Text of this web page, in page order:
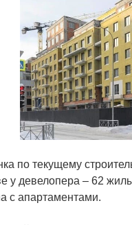
по текущему
у девелопера – 62
с апартаментами.